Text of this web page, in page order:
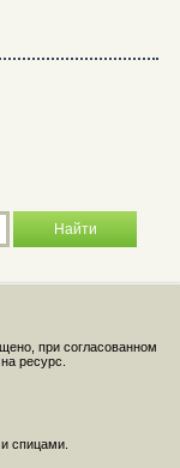
при согласованном
ресурс.
спицами.